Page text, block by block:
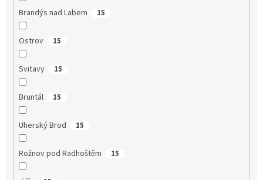
Brandýs nad Labem 15
Ostrov 15
Svitavy 15
Bruntál 15
Uherský Brod 15
Rožnov pod Radhoštěm 15